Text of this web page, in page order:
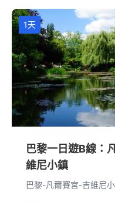
1天
巴黎一日遊B線：
維尼小鎮
巴黎-凡爾賽宮-吉維尼